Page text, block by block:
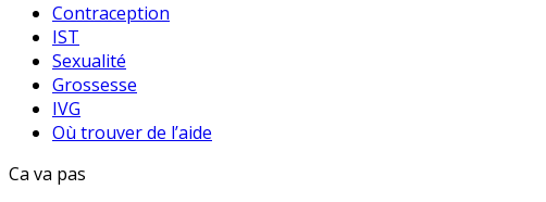
Contraception
IST
Sexualité
Grossesse
IVG
Où trouver de l’aide
Ca va pas